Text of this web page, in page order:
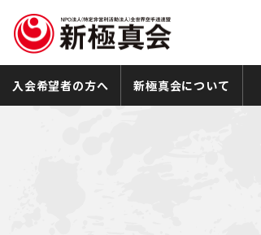
入会希望者の方へ 新極真会について